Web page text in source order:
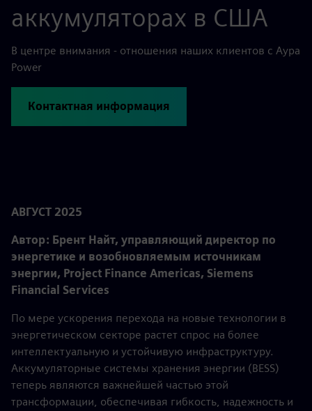
аккумуляторах в США
В центре внимания - отношения наших клиентов с Aypa
Power
Контактная информация
АВГУСТ 2025
Автор: Брент Найт, управляющий директор по
энергетике и возобновляемым источникам
энергии, Project Finance Americas, Siemens
Financial Services
По мере ускорения перехода на новые технологии в
энергетическом секторе растет спрос на более
интеллектуальную и устойчивую инфраструктуру.
Аккумуляторные системы хранения энергии (BESS)
теперь являются важнейшей частью этой
трансформации, обеспечивая гибкость, надежность и